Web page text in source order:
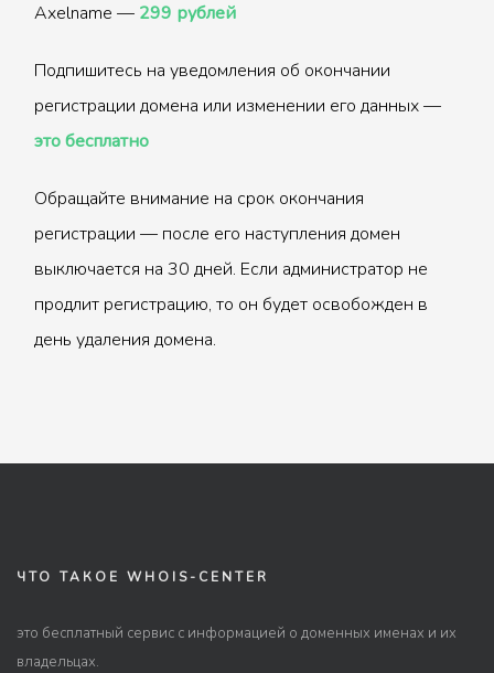
Axelname — 299 рублей
Подпишитесь на уведомления об окончании
регистрации домена или изменении его данных —
это бесплатно
Обращайте внимание на срок окончания
регистрации — после его наступления домен
выключается на 30 дней. Если администратор не
продлит регистрацию, то он будет освобожден в
день удаления домена.
ЧТО ТАКОЕ WHOIS-CENTER
это бесплатный сервис с информацией о доменных именах и их
владельцах.